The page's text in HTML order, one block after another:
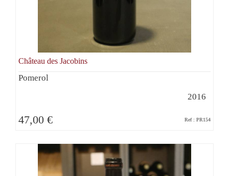
Château des Jacobins
Pomerol
2016
47,00 € Ref : PR154